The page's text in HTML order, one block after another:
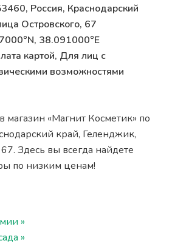
Россия, Краснодарский
Островского, 67
38.091000°E
картой, Для лиц с
возможностями
магазин «Магнит Косметик» по
край, Геленджик,
Здесь вы всегда найдете
по низким ценам!
»
»